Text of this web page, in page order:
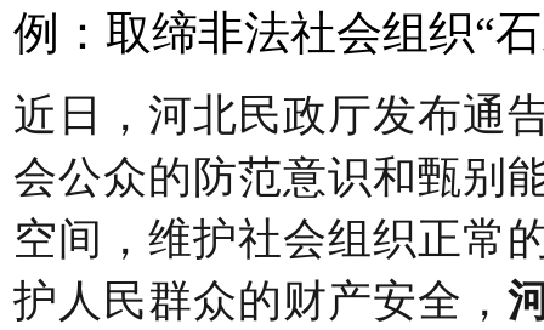
例：取缔非法社会组织“
近日，河北民政厅发布通
会公众的防范意识和甄别
空间，维护社会组织正常
护人民群众的财产安全，